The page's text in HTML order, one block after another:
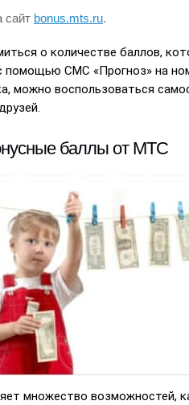
сайт bonus.mts.ru.
о количестве баллов,
помощью СМС «Прогноз» на
можно воспользоваться
баллы от МТС
множество возможностей,